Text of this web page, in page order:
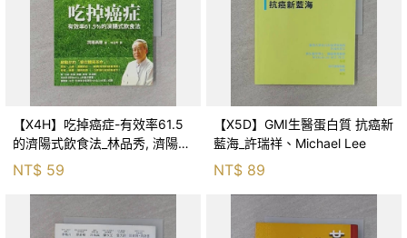
【X4H】吃掉癌症-有效率61.5
的濟陽式飲食法_林品秀, 濟陽高
穗
NT$ 59
【X5D】GMI生醫蛋白質 抗癌新
藍海_許瑞祥、Michael Lee
NT$ 89